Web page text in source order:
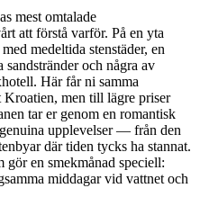
mest omtalade
att förstå varför. På en yta
medeltida stenstäder, en
och några av
Här får ni samma
Kroatien, men till lägre priser
tar er genom en romantisk
upplevelser — från den
där tiden tycks ha stannat.
en smekmånad speciell:
middagar vid vattnet och